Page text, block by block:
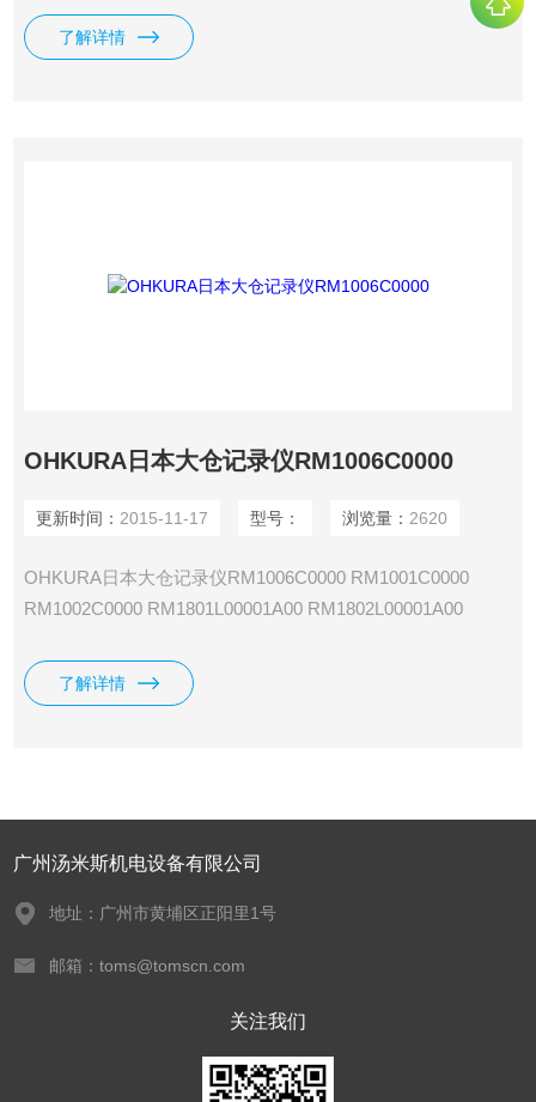
RM1806L00001A00 RM1824L00001A00 RM1830L00001A00
RM10L RM18L
了解详情
OHKURA日本大仓记录仪RM1006C0000
更新时间： 2015-11-17 型号： 浏览量： 2620
OHKURA日本大仓记录仪RM1006C0000 RM1001C0000
RM1002C0000 RM1801L00001A00 RM1802L00001A00
RM1806L00001A00 RM1824L00001A00 RM1830L00001A00
RM10L RM18L
了解详情
广州汤米斯机电设备有限公司
地址：广州市黄埔区正阳里1号
邮箱：toms@tomscn.com
关注我们